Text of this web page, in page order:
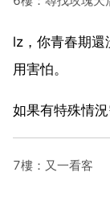
lz，你青春期還
用害怕。
如果有特殊情
7樓：又一看客